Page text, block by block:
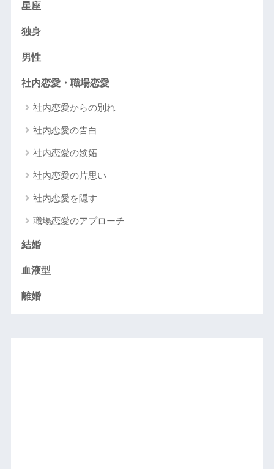
星座
独身
男性
社内恋愛・職場恋愛
社内恋愛からの別れ
社内恋愛の告白
社内恋愛の嫉妬
社内恋愛の片思い
社内恋愛を隠す
職場恋愛のアプローチ
結婚
血液型
離婚